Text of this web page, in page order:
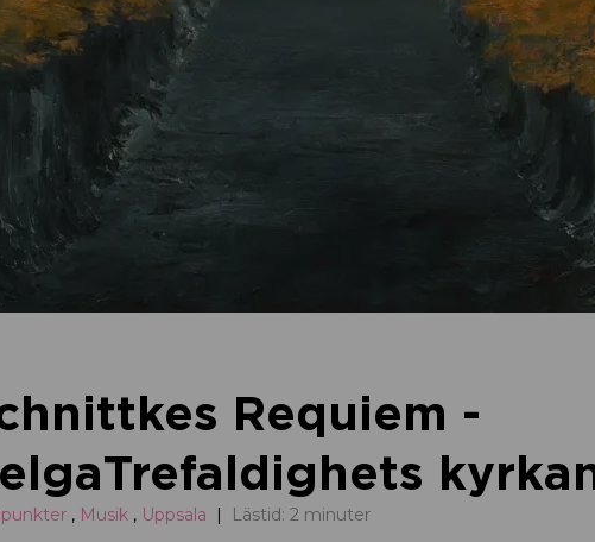
Requiem -
, Musik , Uppsala Lästid: 2 minuter